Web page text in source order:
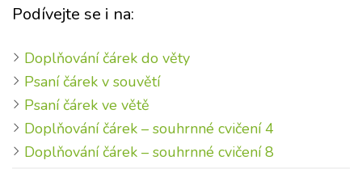
Podívejte se i na:
Doplňování čárek do věty
Psaní čárek v souvětí
Psaní čárek ve větě
Doplňování čárek – souhrnné cvičení 4
Doplňování čárek – souhrnné cvičení 8